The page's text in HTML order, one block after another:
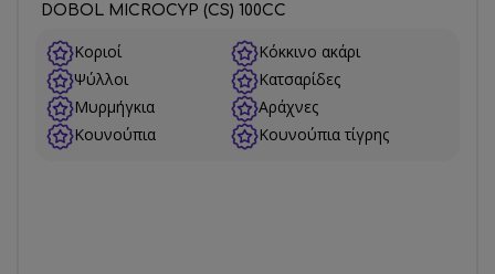
DOBOL MICROCYP (CS) 100CC
Κοριοί
Κόκκινο ακάρι
Ψύλλοι
Κατσαρίδες
Μυρμήγκια
Αράχνες
Κουνούπια
Κουνούπια τίγρης